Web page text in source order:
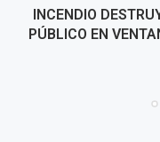
INCENDIO
PÚBLICO EN